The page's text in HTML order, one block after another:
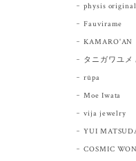
physis original
Fauvirame
KAMARO'AN
タニガワユメ
rūpa
Moe Iwata
vija jewelry
YUI
COSMIC